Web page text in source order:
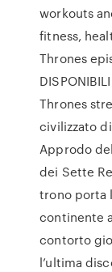
workouts
fitness,
Thrones
Thrones
civilizzato
Approdo
dei Sette
trono porta
continente
contorto
l’ultima